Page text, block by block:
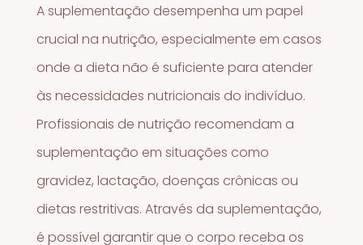
A suplementação desempenha um papel
crucial na nutrição, especialmente em casos
onde a dieta não é suficiente para atender
às necessidades nutricionais do indivíduo.
Profissionais de nutrição recomendam a
suplementação em situações como
gravidez, lactação, doenças crônicas ou
dietas restritivas. Através da suplementação,
é possível garantir que o corpo receba os